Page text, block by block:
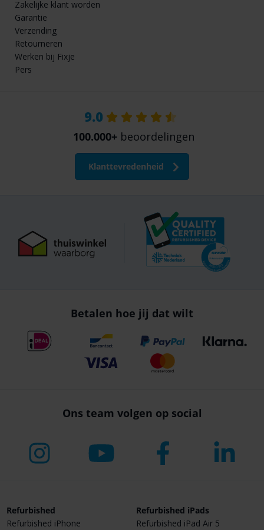
Zakelijke klant worden
Garantie
Verzending
Retourneren
Werken bij Fixje
Pers
9.0
100.000+ beoordelingen
Klanttevredenheid
Betalen hoe jij dat wilt
Ons team volgen op social
Refurbished
Refurbished iPhone
Refurbished iPads
Refurbished iPad Air 5